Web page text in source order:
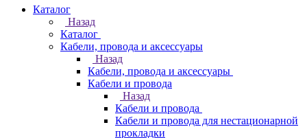
Каталог
Назад
Каталог
Кабели, провода и аксессуары
Назад
Кабели, провода и аксессуары
Кабели и провода
Назад
Кабели и провода
Кабели и провода для нестационарной
прокладки